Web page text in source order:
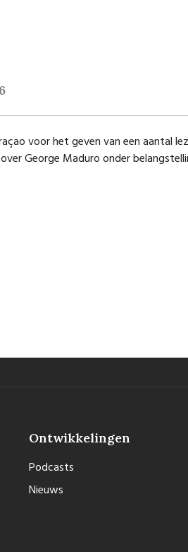
voor het geven van een aantal
George Maduro onder
Ontwikkelingen
Podcasts
Nieuws